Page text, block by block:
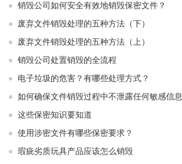
销毁公司如何安全有效地销毁保密文件？
废弃文件销毁处理的五种方法（下）
废弃文件销毁处理的五种方法（上）
销毁公司处置销毁的全流程
电子垃圾的危害？有哪些处理方式？
如何确保文件销毁过程中不泄露任何敏感信息
这些保密知识要知道
使用涉密文件有哪些保密要求？
瑕疵劣质玩具产品应该怎么销毁